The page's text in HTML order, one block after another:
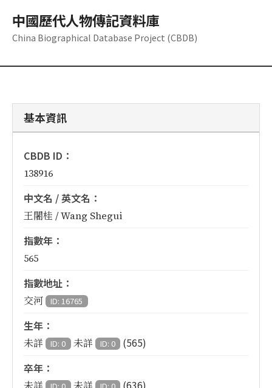
中國歷代人物傳記資料庫
China Biographical Database Project (CBDB)
基本資訊
CBDB ID：
138916
中文名 / 英文名：
王闍桂 / Wang Shegui
指數年：
565
指數地址：
交河 ID: 16765
生年：
未詳 ID: 0 未詳 ID: 0
(565)
卒年：
(636)